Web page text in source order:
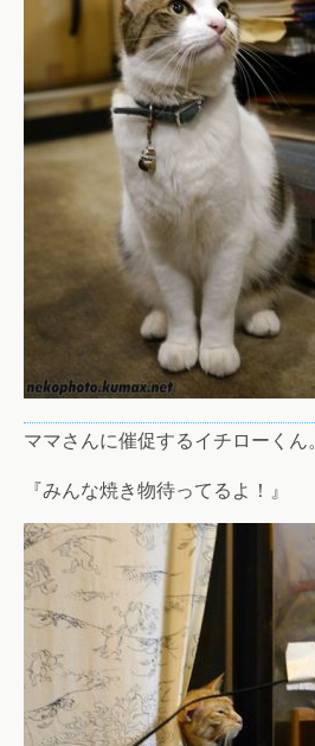
ママさんに催促するイチローくん。
『みんな焼き物待ってるよ！』